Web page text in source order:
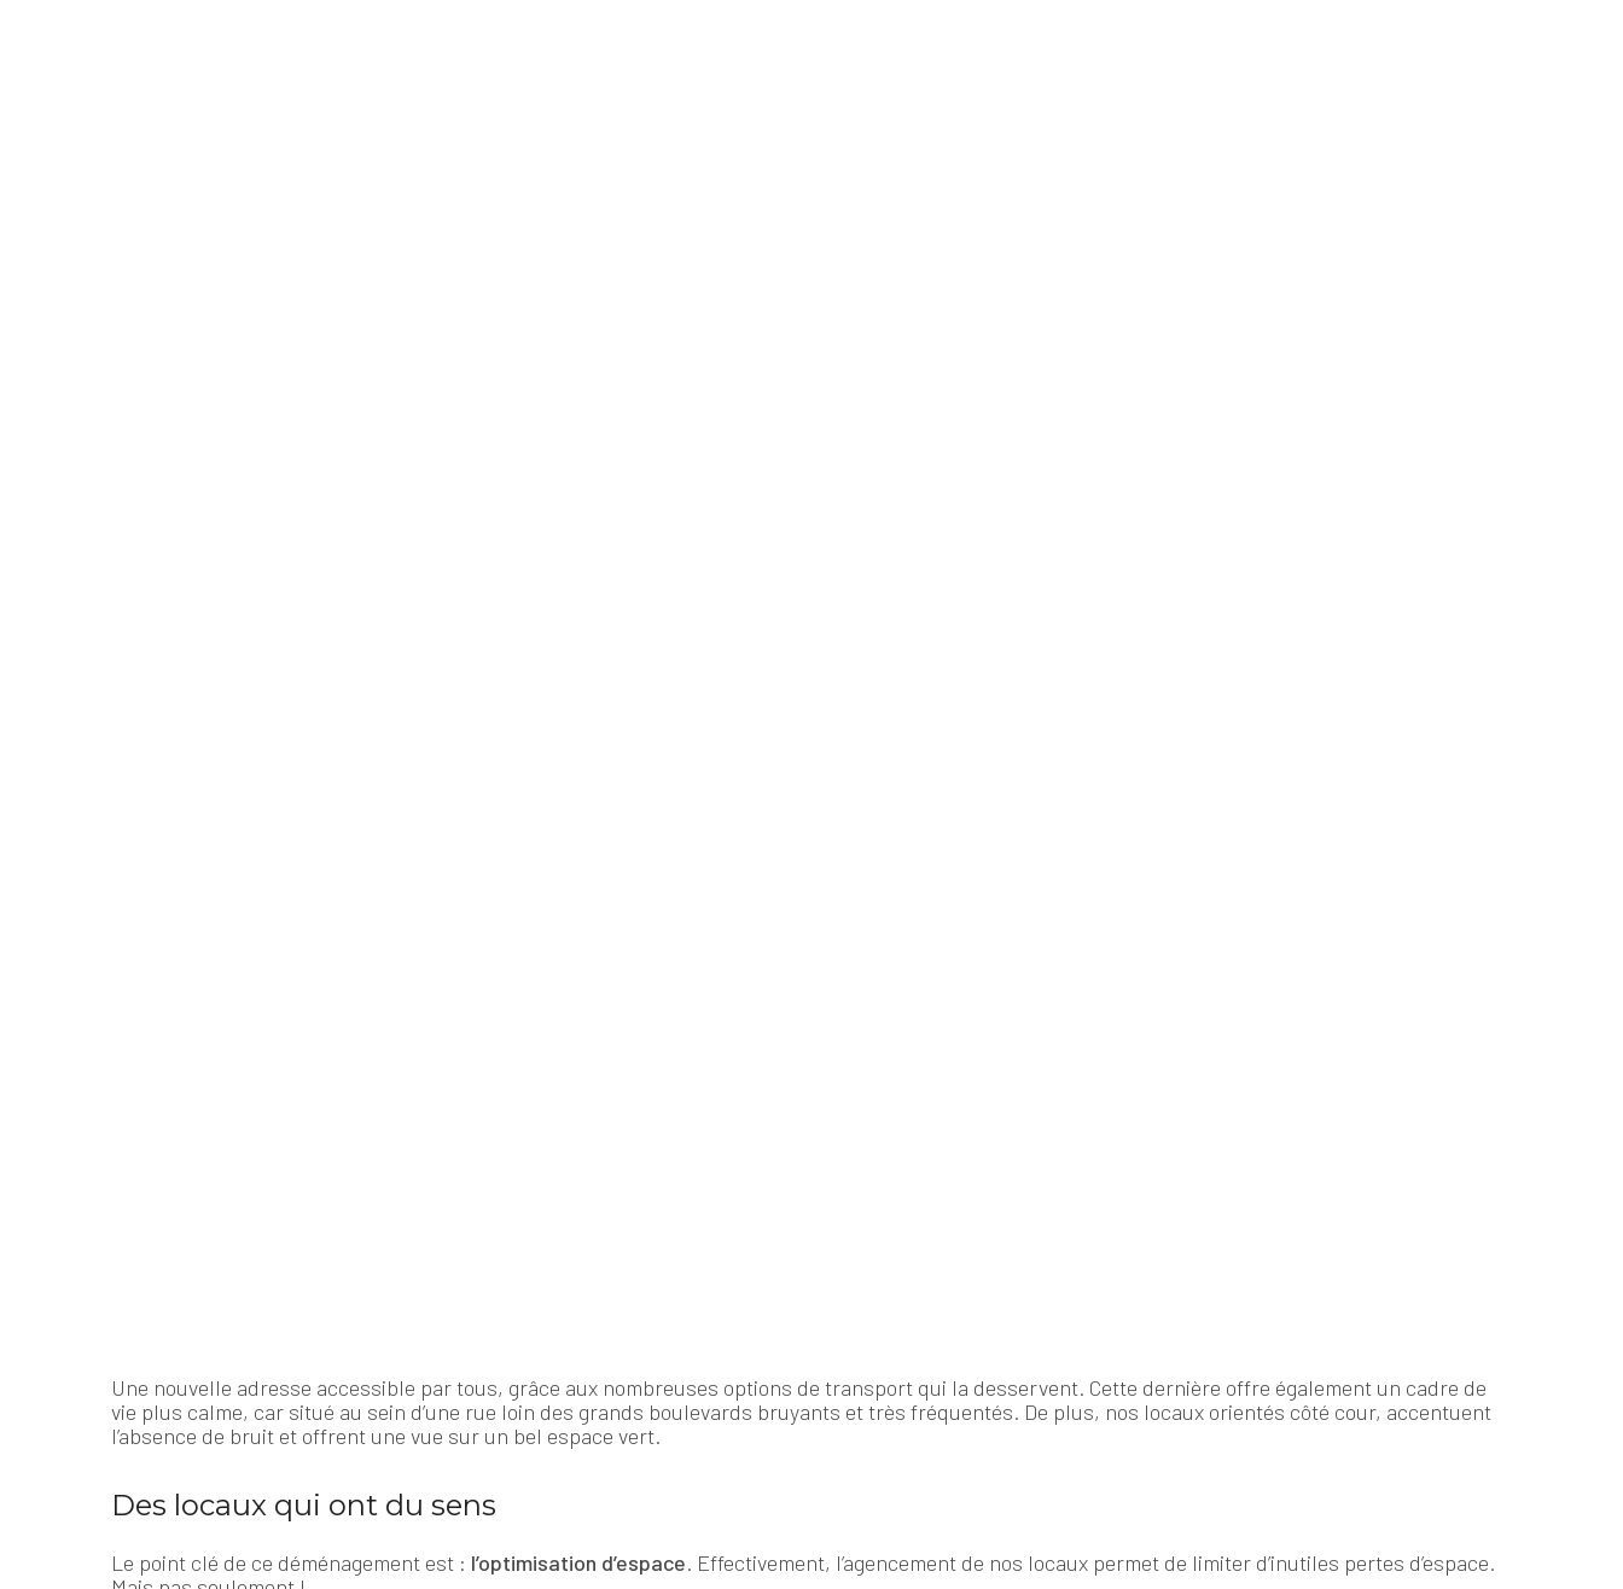
Une nouvelle adresse accessible par tous, grâce aux nombreuses options de transport qui la desservent. Cette dernière offre également un cadre de
vie plus calme, car situé au sein d’une rue loin des grands boulevards bruyants et très fréquentés. De plus, nos locaux orientés côté cour, accentuent
l’absence de bruit et offrent une vue sur un bel espace vert.
Des locaux qui ont du sens
Le point clé de ce déménagement est : l’optimisation d’espace. Effectivement, l’agencement de nos locaux permet de limiter d’inutiles pertes d’espace.